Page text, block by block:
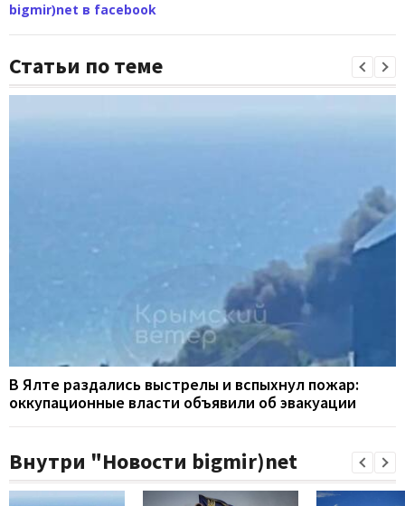
bigmir)net в facebook
Статьи по теме
В Ялте раздались выстрелы и вспыхнул пожар:
оккупационные власти объявили об эвакуации
Внутри "Новости bigmir)net